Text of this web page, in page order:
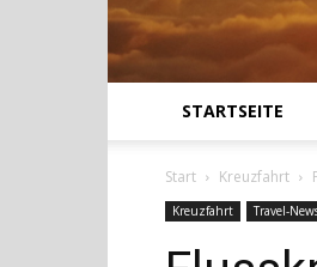
STARTSEITE
Start Kreuzfahrt
Kreuzfahrt Travel-